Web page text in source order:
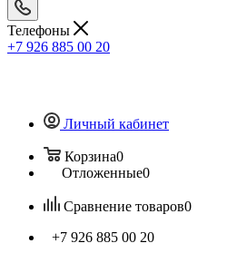
Телефоны
+7 926 885 00 20
Личный кабинет
Корзина0
Отложенные0
Сравнение товаров0
+7 926 885 00 20